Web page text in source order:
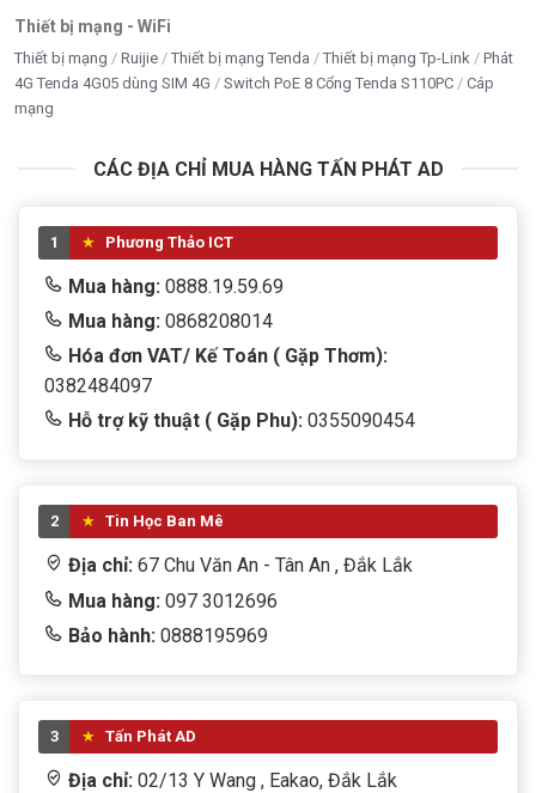
Thiết bị mạng - WiFi
Thiết bị mạng Ruijie Thiết bị mạng Tenda Thiết bị mạng Tp-Link
Phát
4G Tenda 4G05 dùng SIM 4G
Switch PoE 8 Cổng Tenda S110PC
Cáp
mạng
CÁC ĐỊA CHỈ MUA HÀNG TẤN PHÁT AD
1 Phương Thảo ICT
Mua hàng: 0888.19.59.69
Mua hàng: 0868208014
Hóa đơn VAT/ Kế Toán ( Gặp Thơm):
0382484097
Hỗ trợ kỹ thuật ( Gặp Phu): 0355090454
2 Tin Học Ban Mê
Địa chỉ: 67 Chu Văn An - Tân An , Đắk Lắk
Mua hàng: 097 3012696
Bảo hành: 0888195969
3 Tấn Phát AD
Địa chỉ: 02/13 Y Wang , Eakao, Đắk Lắk